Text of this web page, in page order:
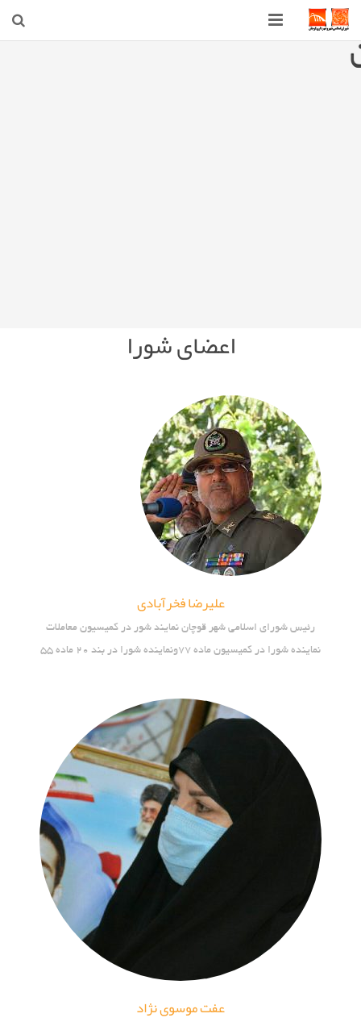
اعضای شورا
علیرضا فخرآبادی
رئیس شورای اسلامی شهر قوچان نمایند شور در کمیسیون معاملات
نماینده شورا در کمیسیون ماده 77ونماینده شورا در بند 20 ماده 55
عفت موسوی نژاد